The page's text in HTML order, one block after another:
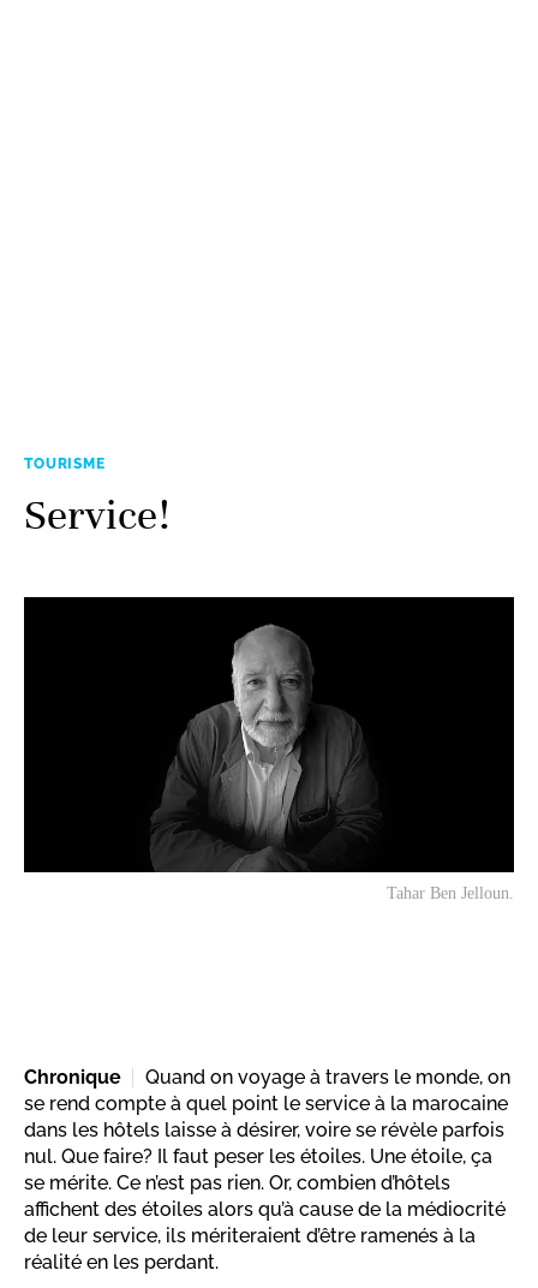
TOURISME
Service!
Tahar Ben Jelloun.
Chronique
Quand on voyage à travers le monde, on
se rend compte à quel point le service à la marocaine
dans les hôtels laisse à désirer, voire se révèle parfois
nul. Que faire? Il faut peser les étoiles. Une étoile, ça
se mérite. Ce n’est pas rien. Or, combien d’hôtels
affichent des étoiles alors qu’à cause de la médiocrité
de leur service, ils mériteraient d’être ramenés à la
réalité en les perdant.